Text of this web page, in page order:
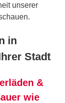
unserer
in
Stadt
&
wie